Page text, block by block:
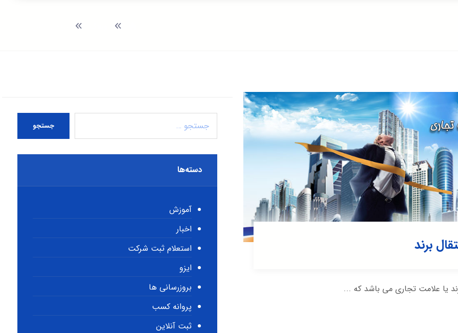
برند
یا علامت تجاری می باشد که ...
جستجو
دسته‌ها
آموزش
اخبار
استعلام ثبت شرکت
ایزو
بروزرسانی ها
پروانه کسب
ثبت آنلاین